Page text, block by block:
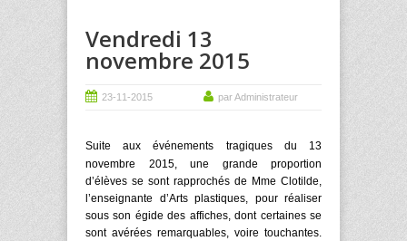
Vendredi 13
novembre 2015
23-11-2015 par Administrateur
Suite aux événements tragiques du 13
novembre 2015, une grande proportion
d’élèves se sont rapprochés de Mme Clotilde,
l’enseignante d’Arts plastiques, pour réaliser
sous son égide des affiches, dont certaines se
sont avérées remarquables, voire touchantes.